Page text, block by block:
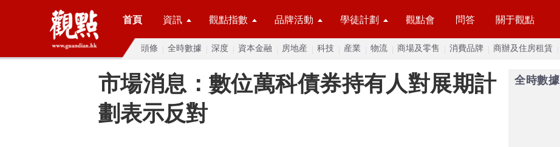
首頁 資訊 觀點指數 品牌活動 學徒計劃 觀點會 問答 關于觀點
頭條 全時數據 深度 資本金融 房地産 科技 産業 物流 商場及零售 消費品牌 商辦及住房租賃
市場消息：數位萬科債券持有人對展期計
劃表示反對
全時數據